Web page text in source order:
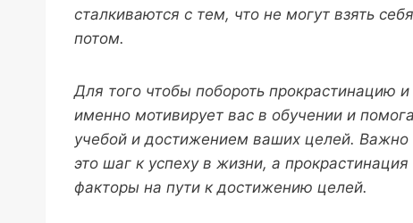
сталкиваются с тем, что не могут взять
потом.
Для того чтобы побороть прокрастинацию
именно мотивирует вас в обучении и
учебой и достижением ваших целей.
это шаг к успеху в жизни, а
факторы на пути к достижению целей.